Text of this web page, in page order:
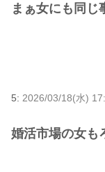
まぁ女にも同じ
5: 2026/03/18(水)
婚活市場の女も